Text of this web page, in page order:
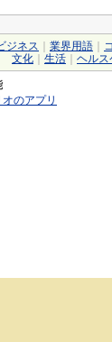
ジネス 業界用語
文化
生活 ヘルス
のアプリ